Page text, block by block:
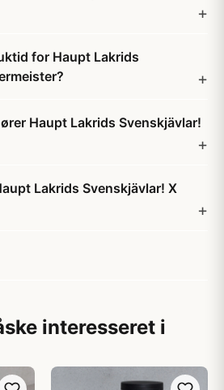
for Haupt Lakrids
Haupt Lakrids Svenskjävlar!
Lakrids Svenskjävlar! X
interesseret i